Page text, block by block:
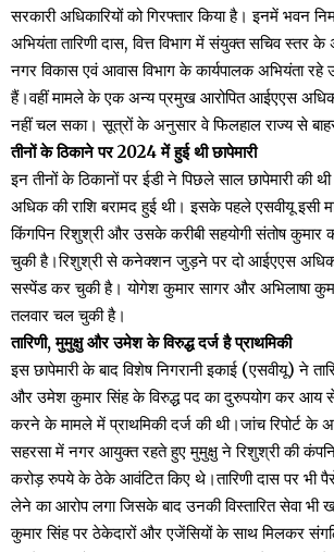
सरकारी अधिकारियों को गिरफ्तार किया है। इनमें भवन
अभियंता तारिणी दास, वित्त विभाग में संयुक्त सचिव स्तर के
नगर विकास एवं आवास विभाग के कार्यपालक अभियंता रहे
हैं।वहीं मामले के एक अन्य प्रमुख आरोपित आईएएस
नहीं चल सका। सूत्रों के अनुसार वे फिलहाल राज्य से
तीनों के ठिकाने पर 2024 में हुई थी छापेमारी
इन तीनों के ठिकानों पर ईडी ने पिछले साल छापेमारी की
अधिक की राशि बरामद हुई थी। इसके पहले एसवीयू इसी
किंगपिन रिशुश्री और उसके करीबी सहयोगी संतोष कुमार
चुकी है।रिशुश्री से कनेक्‍शन जुड़ने पर दो आईएएस
सस्‍पेंड कर चुकी है। योगेश कुमार सागर और अभ‍िलाषा
तलवार चल चुकी है।
तारिणी, मुमुक्षु और उमेश के विरुद्ध दर्ज है प्राथमिकी
इस छापेमारी के बाद विशेष निगरानी इकाई (एसवीयू) ने
और उमेश कुमार सिंह के विरुद्ध पद का दुरुपयोग कर आय
करने के मामले में प्राथमिकी दर्ज की थी।जांच रिपोर्ट के
सहरसा में नगर आयुक्त रहते हुए मुमुक्षु ने रिशुश्री की
करोड़ रुपये के ठेके आवंटित किए थे।तारिणी दास पर
लेने का आरोप लगा जिसके बाद उनकी विस्तारित सेवा भी
कुमार सिंह पर ठेकेदारों और एजेंसियों के साथ मिलकर